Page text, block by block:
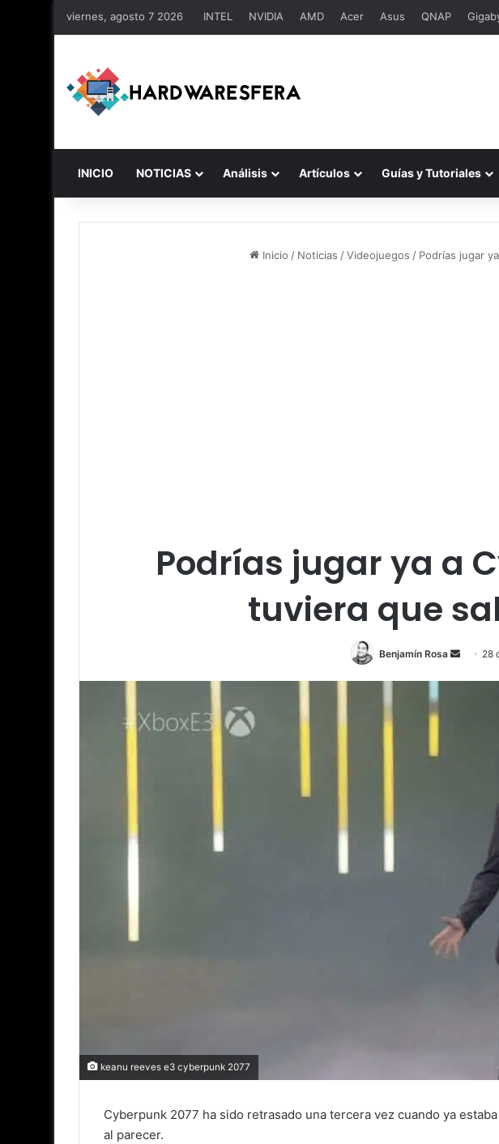
viernes, agosto 7 2026 INTEL NVIDIA AMD Acer Asus QNAP
INICIO NOTICIAS Análisis Artículos Guías y Tutoriales
Inicio / Noticias / Videojuegos / Podrías jugar
Podrías jugar ya a
tuviera que
Benjamín Rosa
Send 28
keanu reeves e3 cyberpunk 2077
Cyberpunk 2077 ha sido retrasado una tercera vez cuando ya
al parecer.